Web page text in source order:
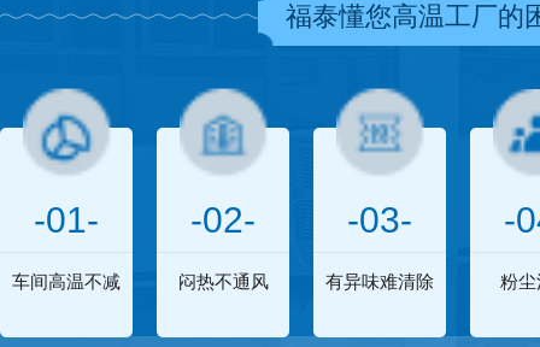
福泰懂您高温工厂的
-01-
车间高温不减
-02-
闷热不通风
-03-
有异味难清除
-
粉尘